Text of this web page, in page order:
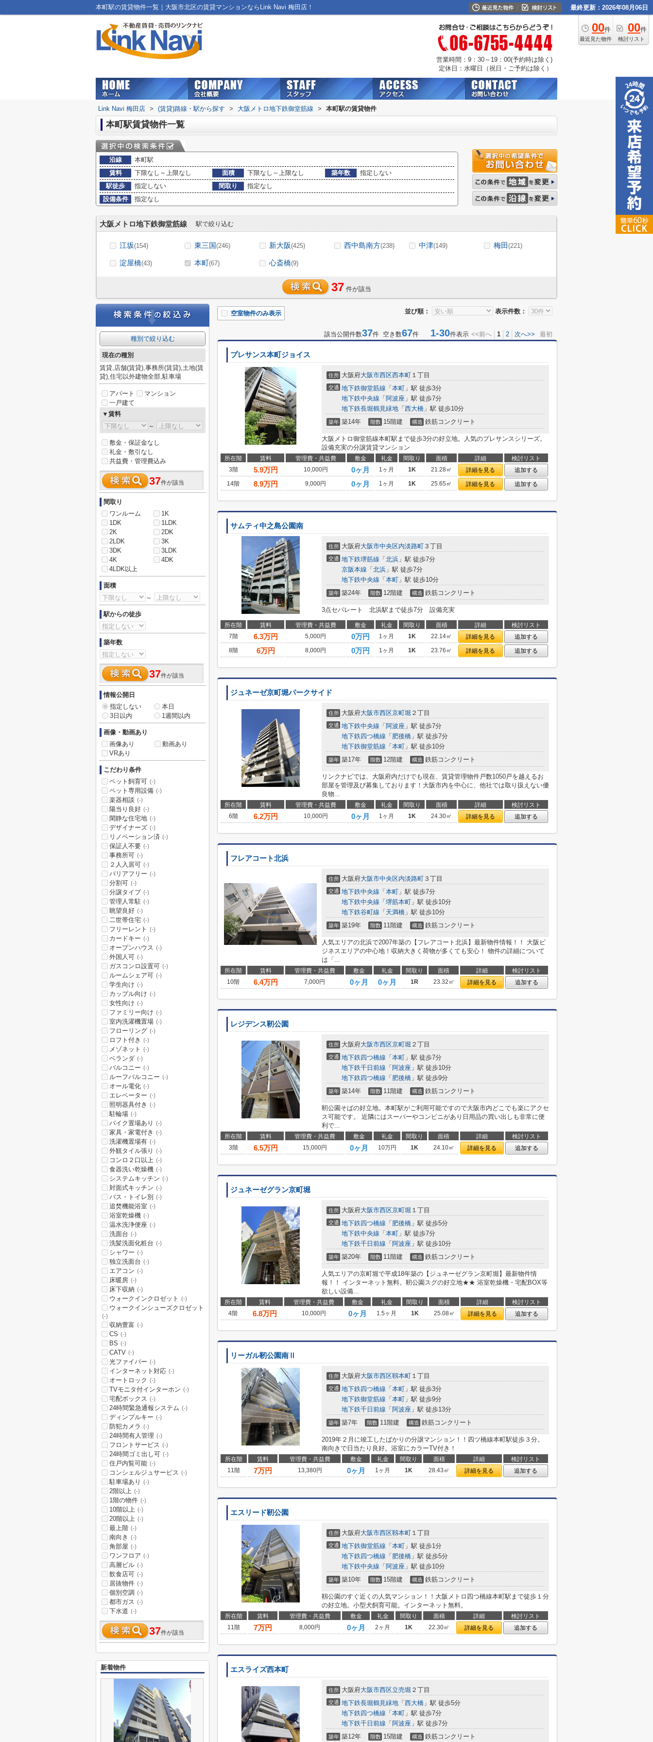
本町駅の賃貸物件一覧｜大阪市北区の賃貸マンションならLink Navi 梅田店！ 最終更新：2026年08月06日
00件
最近見た物件
00件
検討リスト
営業時間：9：30～19：00(予約時は除く)
定休日：水曜日（祝日・ご予約は除く）
Link Navi 梅田店 > (賃貸)路線・駅から探す > 大阪メトロ地下鉄御堂筋線 > 本町駅の賃貸物件
本町駅賃貸物件一覧
沿線
本町駅
賃料
下限なし～上限なし 面積 下限なし～上限なし 築年数
指定しない
駅徒歩
指定しない 間取り
指定なし
設備条件
指定なし
大阪メトロ地下鉄御堂筋線 駅で絞り込む
江坂(154) 東三国(246) 新大阪(425) 西中島南方(238) 中津(149) 梅田(221)
淀屋橋(43) 本町(67) 心斎橋(9)
37 件が該当
並び順： 表示件数：
空室物件のみ表示
該当公開件数37件 空き数67件 1-30件表示 <<前へ 1 2 次へ>> 最初
プレサンス本町ジョイス
住所 大阪府大阪市西区西本町 １丁目
交通 地下鉄御堂筋線 「 本町 」駅 徒歩3分
地下鉄中央線 「 阿波座 」駅 徒歩7分
地下鉄長堀鶴見緑地 「 西大橋 」駅 徒歩10分
築年 築14年 階数 15階建 構造 鉄筋コンクリート
大阪メトロ御堂筋線本町駅まで徒歩3分の好立地。人気のプレサンスシリーズ。
設備充実の分譲賃貸マンション
所在階 賃料 管理費・共益費 敷金 礼金 間取り 面積 詳細
検討リスト
3階
5.9万円 10,000円 0ヶ月 1ヶ月 1K 21.28㎡ 詳細を見る
追加する
14階
8.9万円 9,000円 0ヶ月 1ヶ月 1K 25.65㎡ 詳細を見る 追加する
サムティ中之島公園南
住所 大阪府大阪市中央区内淡路町 ３丁目
交通 地下鉄堺筋線 「 北浜 」駅 徒歩7分
京阪本線 「 北浜 」駅 徒歩7分
地下鉄中央線 「 本町 」駅 徒歩10分
築年 築24年 階数 12階建 構造 鉄筋コンクリート
3点セパレート 北浜駅まで徒歩7分 設備充実
所在階 賃料 管理費・共益費 敷金 礼金 間取り 面積 詳細
検討リスト
7階
6.3万円 5,000円 0万円 1ヶ月 1K 22.14㎡ 詳細を見る
追加する
8階
6万円 8,000円 0万円 1ヶ月 1K 23.76㎡ 詳細を見る 追加する
ジュネーゼ京町堀パークサイド
住所 大阪府大阪市西区京町堀 ２丁目
交通 地下鉄中央線 「 阿波座 」駅 徒歩7分
地下鉄四つ橋線 「 肥後橋 」駅 徒歩7分
地下鉄御堂筋線 「 本町 」駅 徒歩10分
築年 築17年 階数 12階建 構造 鉄筋コンクリート
リンクナビでは、大阪府内だけでも現在、賃貸管理物件戸数1050戸を越えるお
部屋を管理及び募集しております！大阪市内を中心に、他社では取り扱えない優
良物...
所在階 賃料 管理費・共益費 敷金 礼金 間取り 面積 詳細
検討リスト
6階
6.2万円 10,000円 0ヶ月 1ヶ月 1K 24.30㎡ 詳細を見る 追加する
フレアコート北浜
住所 大阪府大阪市中央区内淡路町 ３丁目
交通 地下鉄中央線 「 本町 」駅 徒歩7分
地下鉄中央線 「 堺筋本町 」駅 徒歩10分
地下鉄谷町線 「 天満橋 」駅 徒歩10分
築年 築19年 階数 11階建 構造 鉄筋コンクリート
人気エリアの北浜で2007年築の【フレアコート北浜】最新物件情報！！ 大阪ビ
ジネスエリアの中心地！収納大きく荷物が多くても安心！ 物件の詳細について
は「...
所在階 賃料 管理費・共益費 敷金 礼金 間取り 面積 詳細
検討リスト
10階
6.4万円 7,000円 0ヶ月 0ヶ月 1R 23.32㎡ 詳細を見る 追加する
レジデンス靭公園
住所 大阪府大阪市西区京町堀 ２丁目
交通 地下鉄四つ橋線 「 本町 」駅 徒歩7分
地下鉄千日前線 「 阿波座 」駅 徒歩10分
地下鉄四つ橋線 「 肥後橋 」駅 徒歩9分
築年 築14年 階数 11階建 構造 鉄筋コンクリート
靭公園そばの好立地。本町駅がご利用可能ですので大阪市内どこでも楽にアクセ
ス可能です。 近隣にはスーパーやコンビニがあり日用品の買い出しも非常に便
利で...
所在階 賃料 管理費・共益費 敷金 礼金 間取り 面積 詳細
検討リスト
3階
6.5万円 15,000円 0ヶ月 10万円 1K 24.10㎡ 詳細を見る 追加する
ジュネーゼグラン京町堀
住所 大阪府大阪市西区京町堀 １丁目
交通 地下鉄四つ橋線 「 肥後橋 」駅 徒歩5分
地下鉄中央線 「 本町 」駅 徒歩7分
地下鉄千日前線 「 阿波座 」駅 徒歩10分
築年 築20年 階数 11階建 構造 鉄筋コンクリート
人気エリアの京町堀で平成18年築の【ジュネーゼグラン京町堀】最新物件情
報！！ インターネット無料。靭公園スグの好立地★★ 浴室乾燥機・宅配BOX等
欲しい設備...
所在階 賃料 管理費・共益費 敷金 礼金 間取り 面積 詳細
検討リスト
4階
6.8万円 10,000円 0ヶ月 1.5ヶ月 1K 25.08㎡ 詳細を見る 追加する
リーガル靭公園南Ⅱ
住所 大阪府大阪市西区靱本町 １丁目
交通 地下鉄四つ橋線 「 本町 」駅 徒歩3分
地下鉄御堂筋線 「 本町 」駅 徒歩9分
地下鉄千日前線 「 阿波座 」駅 徒歩13分
築年 築7年 階数 11階建 構造 鉄筋コンクリート
2019年２月に竣工したばかりの分譲マンション！！四ツ橋線本町駅徒歩３分。
南向きで日当たり良好。浴室にカラーTV付き！
所在階 賃料 管理費・共益費 敷金 礼金 間取り 面積 詳細
検討リスト
11階
7万円 13,380円 0ヶ月 1ヶ月 1K 28.43㎡ 詳細を見る 追加する
エスリード靭公園
住所 大阪府大阪市西区靱本町 １丁目
交通 地下鉄御堂筋線 「 本町 」駅 徒歩1分
地下鉄四つ橋線 「 肥後橋 」駅 徒歩5分
地下鉄中央線 「 阿波座 」駅 徒歩10分
築年 築10年 階数 15階建 構造 鉄筋コンクリート
靱公園のすぐ近くの人気マンション！！大阪メトロ四つ橋線本町駅まで徒歩１分
の好立地。小型犬飼育可能。インターネット無料。
所在階 賃料 管理費・共益費 敷金 礼金 間取り 面積 詳細
検討リスト
11階
7万円 8,000円 0ヶ月 2ヶ月 1K 22.30㎡ 詳細を見る 追加する
エスライズ西本町
住所 大阪府大阪市西区立売堀 ２丁目
交通 地下鉄長堀鶴見緑地 「 西大橋 」駅 徒歩5分
地下鉄四つ橋線 「 本町 」駅 徒歩7分
地下鉄千日前線 「 阿波座 」駅 徒歩7分
築年 築12年 階数 15階建 構造 鉄筋コンクリート
種別で絞り込む
現在の種別
賃貸,店舗(賃貸),事務所(賃貸),土地(賃
貸),住宅以外建物全部,駐車場
アパート
マンション
一戸建て
▼賃料
～
敷金・保証金なし
礼金・敷引なし
共益費・管理費込み
37件が該当
間取り
ワンルーム
1K
1DK
1LDK
2K
2DK
2LDK
3K
3DK
3LDK
4K
4DK
4LDK以上
面積
～
駅からの徒歩
築年数
37件が該当
情報公開日
指定しない
本日
3日以内
1週間以内
画像・動画あり
画像あり
動画あり
VRあり
こだわり条件
ペット飼育可 (-)
ペット専用設備 (-)
楽器相談 (-)
陽当り良好 (-)
閑静な住宅地 (-)
デザイナーズ (-)
リノベーション済 (-)
保証人不要 (-)
事務所可 (-)
２人入居可 (-)
バリアフリー (-)
分割可 (-)
分譲タイプ (-)
管理人常駐 (-)
眺望良好 (-)
二世帯住宅 (-)
フリーレント (-)
カードキー (-)
オープンハウス (-)
外国人可 (-)
ガスコンロ設置可 (-)
ルームシェア可 (-)
学生向け (-)
カップル向け (-)
女性向け (-)
ファミリー向け (-)
室内洗濯機置場 (-)
フローリング (-)
ロフト付き (-)
メゾネット (-)
ベランダ (-)
バルコニー (-)
ルーフバルコニー (-)
オール電化 (-)
エレベーター (-)
照明器具付き (-)
駐輪場 (-)
バイク置場あり (-)
家具・家電付き (-)
洗濯機置場有 (-)
外観タイル張り (-)
コンロ２口以上 (-)
食器洗い乾燥機 (-)
システムキッチン (-)
対面式キッチン (-)
バス・トイレ別 (-)
追焚機能浴室 (-)
浴室乾燥機 (-)
温水洗浄便座 (-)
洗面台 (-)
洗髪洗面化粧台 (-)
シャワー (-)
独立洗面台 (-)
エアコン (-)
床暖房 (-)
床下収納 (-)
ウォークインクロゼット (-)
ウォークインシューズクロゼット
(-)
収納豊富 (-)
CS (-)
BS (-)
CATV (-)
光ファイバー (-)
インターネット対応 (-)
オートロック (-)
TVモニタ付インターホン (-)
宅配ボックス (-)
24時間緊急通報システム (-)
ディンプルキー (-)
防犯カメラ (-)
24時間有人管理 (-)
フロントサービス (-)
24時間ゴミ出し可 (-)
住戸内覧可能 (-)
コンシェルジュサービス (-)
駐車場あり (-)
2階以上 (-)
1階の物件 (-)
10階以上 (-)
20階以上 (-)
最上階 (-)
南向き (-)
角部屋 (-)
ワンフロア (-)
高層ビル (-)
飲食店可 (-)
居抜物件 (-)
個別空調 (-)
都市ガス (-)
下水道 (-)
37件が該当
新着物件